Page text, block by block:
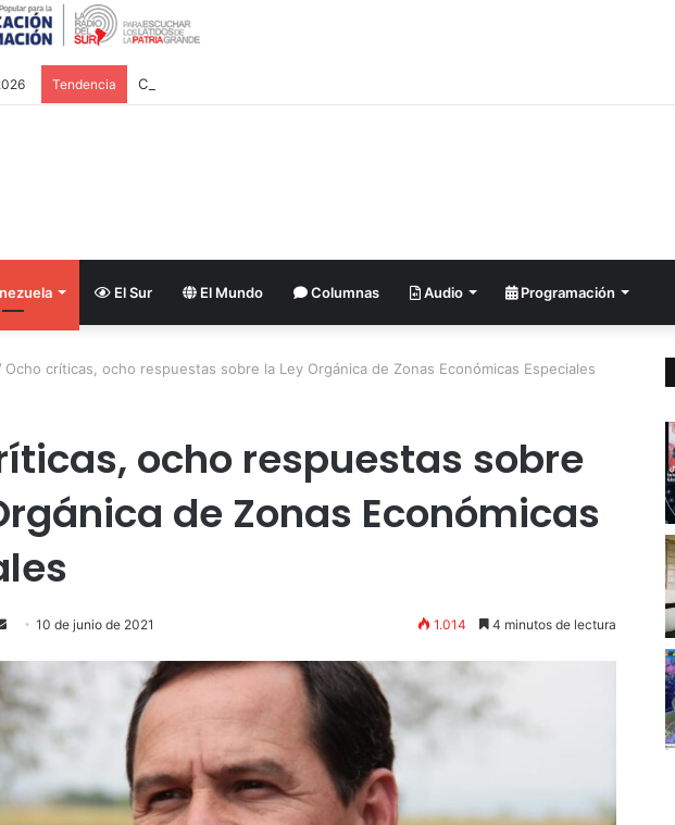
Tendencia Canciller argentino se suma al pedido de renuncia de la vicepresidenta Villarruel
El Sur El Mundo Columnas Audio Programación
Ocho críticas, ocho respuestas sobre la Ley Orgánica de Zonas Económicas Especiales
ocho respuestas sobre
de Zonas Económicas
Send
email
10 de junio de 2021 1.014 4 minutos de lectura